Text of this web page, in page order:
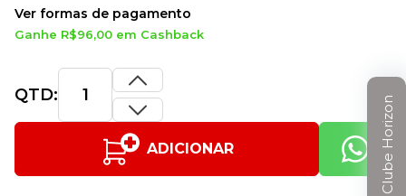
Ver formas de pagamento
Ganhe R$96,00 em Cashback
QTD:
ADICIONAR Clube Horizon